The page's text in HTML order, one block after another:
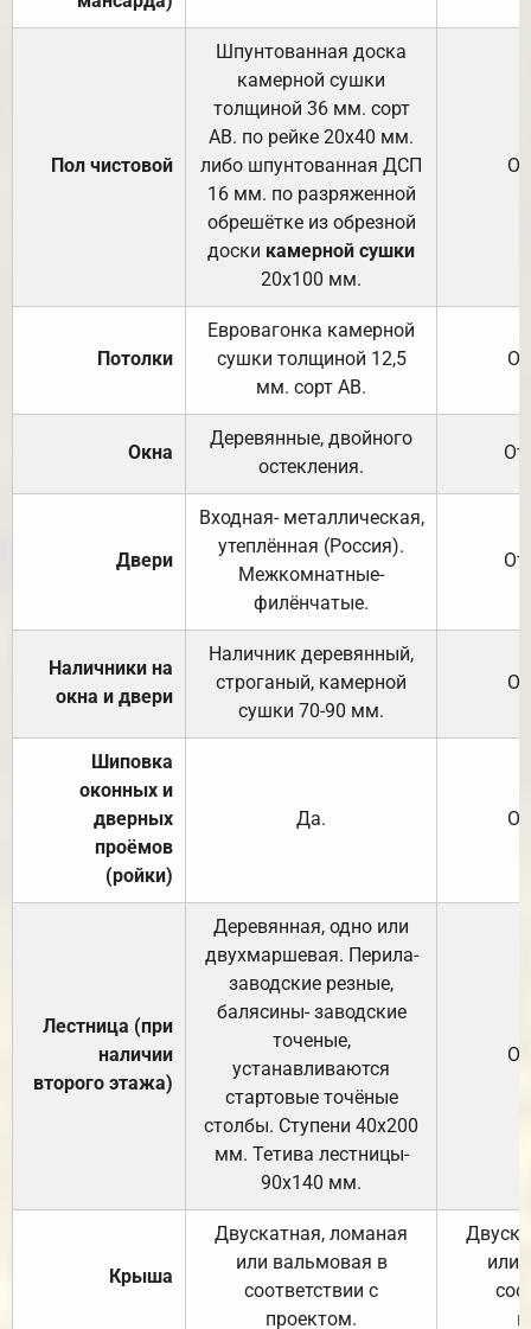
Пол чистовой
Шпунтованная доска
камерной сушки
толщиной 36 мм. сорт
АВ. по рейке 20х40 мм.
либо шпунтованная ДСП
16 мм. по разряженной
обрешётке из обрезной
доски камерной сушки
20х100 мм.
Потолки
Евровагонка камерной
сушки толщиной 12,5
мм. сорт АВ.
Окна
Деревянные, двойного
остекления.
Двери
Входная- металлическая,
утеплённая (Россия).
Межкомнатные-
филёнчатые.
Наличники на
окна и двери
Наличник деревянный,
строганый, камерной
сушки 70-90 мм.
Шиповка
оконных и
дверных
проёмов
(ройки)
Да.
Лестница (при
наличии
второго этажа)
Деревянная, одно или
двухмаршевая. Перила-
заводские резные,
балясины- заводские
точеные,
устанавливаются
стартовые точёные
столбы. Ступени 40х200
мм. Тетива лестницы-
90х140 мм.
Крыша
Двускатная, ломаная
или вальмовая в
соответствии с
проектом.
или